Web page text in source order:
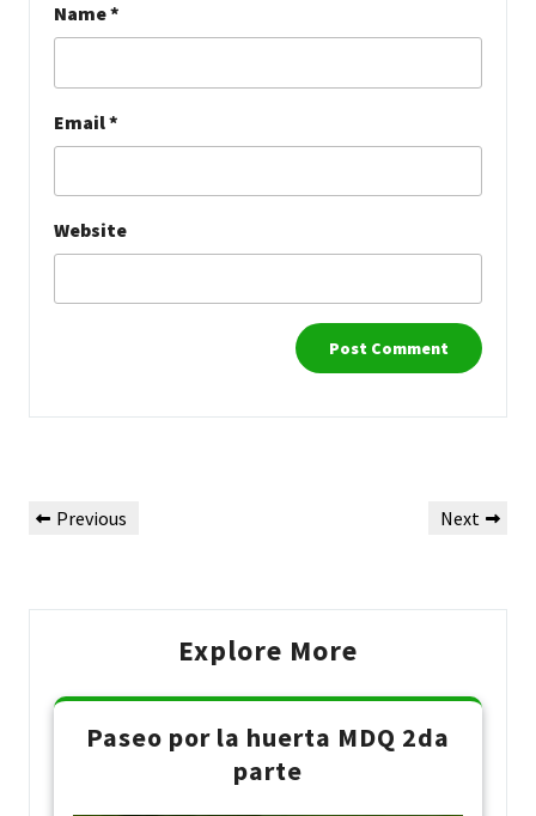
Name*
Email*
Website
navigation
Previous
Previous
Next
Next
Explore More
Paseo por la huerta MDQ 2da
parte